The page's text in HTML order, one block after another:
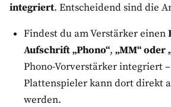
integriert. Entscheidend sind die
Findest du am Verstärker einen
Aufschrift „Phono“, „MM“ oder
Phono-Vorverstärker integriert
Plattenspieler kann dort direkt
werden.